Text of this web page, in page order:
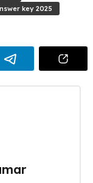
key 2025